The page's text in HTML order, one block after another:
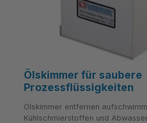
Ölskimmer für saubere
Prozessflüssigkeiten
Ölskimmer entfernen
Kühlschmierstoffen und